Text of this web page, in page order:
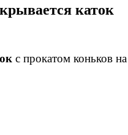
каток
с прокатом коньков